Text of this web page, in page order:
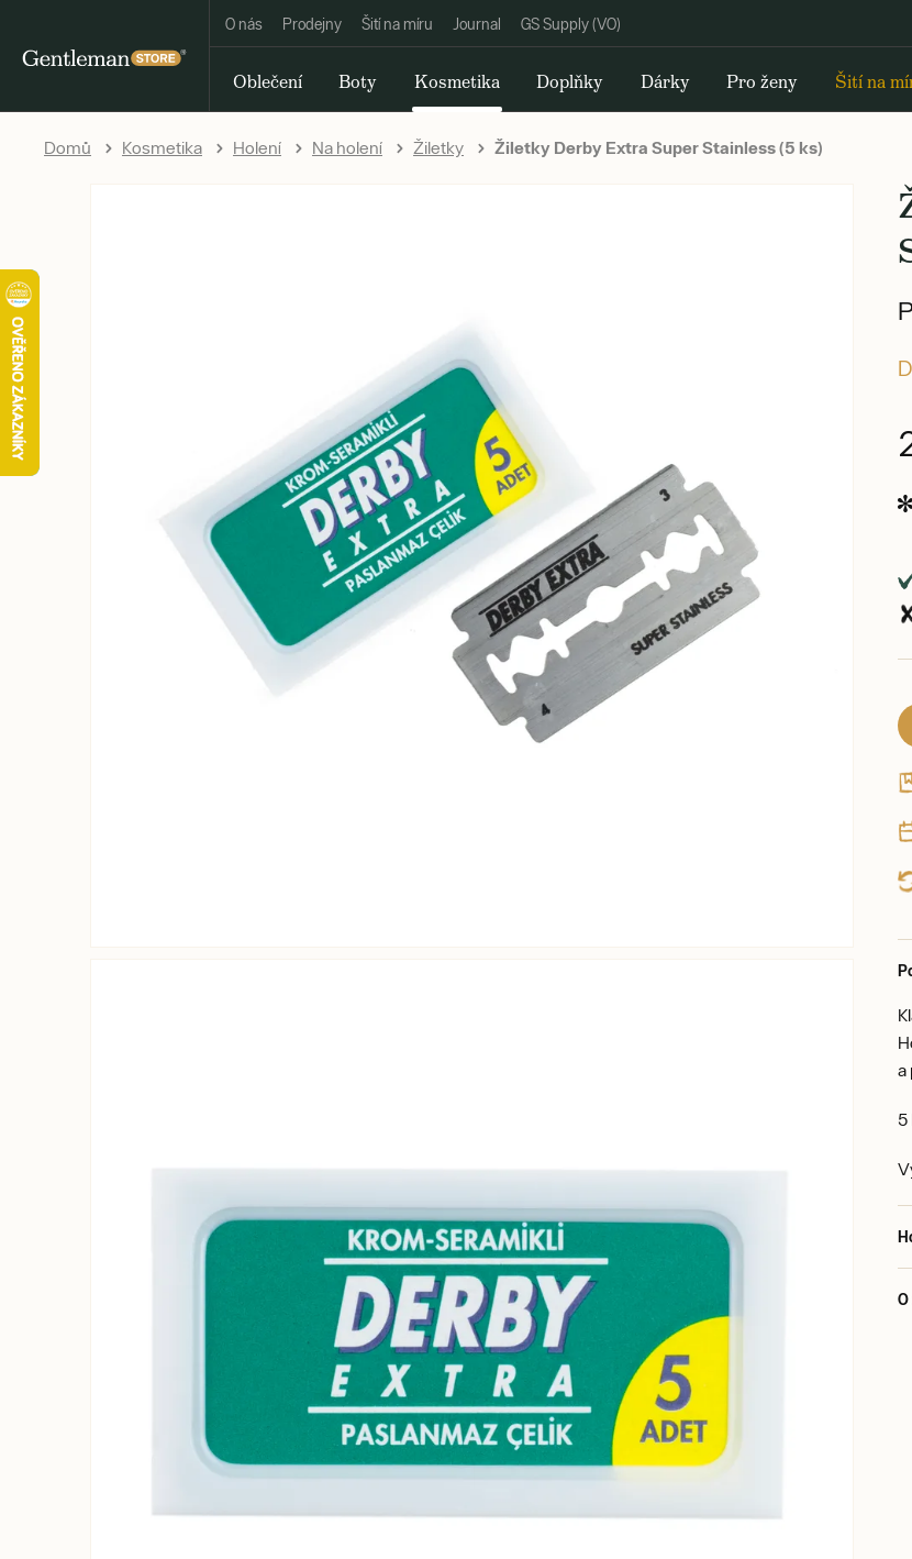
O nás Prodejny Šití na míru Journal GS Supply (VO)
Oblečení Boty Kosmetika Doplňky Dárky Pro ženy Šití na
Domů Kosmetika Holení Na holení Žiletky Žiletky Derby Extra Super Stainless (5 ks)
a
5